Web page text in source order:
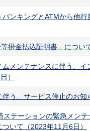
バンキングとATMから他
掛金払込証明書」につい
ムメンテナンスに伴う、
）
う、サービス停止のお
ステーションの緊急メン
いて（2023年11月6日）